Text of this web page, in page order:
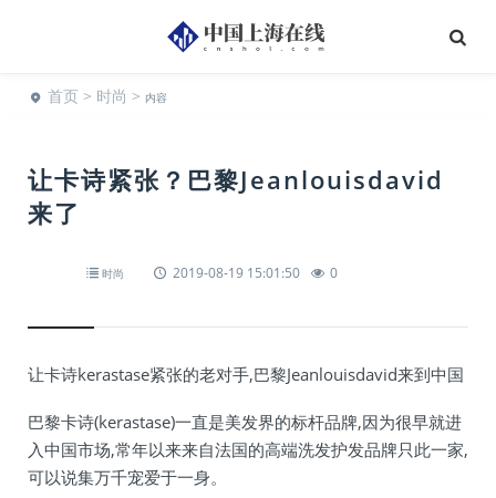
首页 > 时尚 > 内容
让卡诗紧张？巴黎Jeanlouisdavid
来了
时尚 2019-08-19 15:01:50 0
让卡诗kerastase紧张的老对手,巴黎Jeanlouisdavid来到中国
巴黎卡诗(kerastase)一直是美发界的标杆品牌,因为很早就进
入中国市场,常年以来来自法国的高端洗发护发品牌只此一家,
可以说集万千宠爱于一身。